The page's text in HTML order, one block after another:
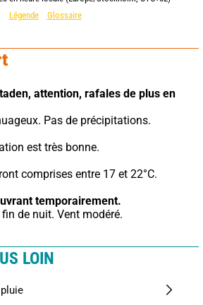
Légende
Glossaire
attention, rafales de plus en
Pas de précipitations.
est très bonne.
comprises entre 17 et 22°C.
temporairement.
de nuit. Vent modéré.
LOIN